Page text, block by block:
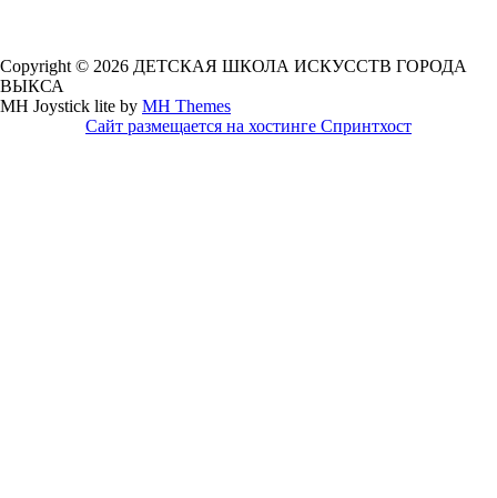
Copyright © 2026 ДЕТСКАЯ ШКОЛА ИСКУССТВ ГОРОДА
ВЫКСА
MH Joystick lite by MH Themes
Сайт размещается на хостинге Спринтхост